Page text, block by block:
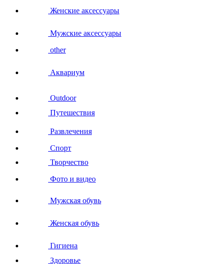
Женские аксессуары
Мужские аксессуары
other
Аквариум
Outdoor
Путешествия
Развлечения
Спорт
Творчество
Фото и видео
Мужская обувь
Женская обувь
Гигиена
Здоровье